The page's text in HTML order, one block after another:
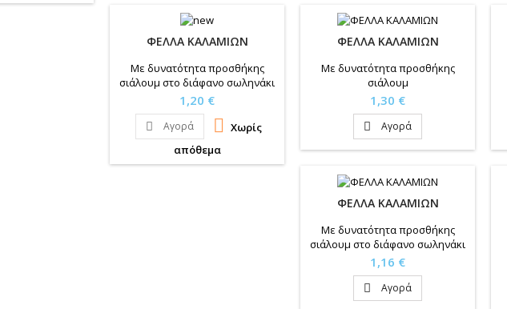
ΦΕΛΛΑ ΚΑΛΑΜΙΩΝ
Με δυνατότητα προσθήκης
σιάλουμ στο διάφανο σωληνάκι
Τιμή
1,20 €
 Αγορά  Χωρίς
απόθεμα
ΦΕΛΛΑ ΚΑΛΑΜΙΩΝ
Με δυνατότητα προσθήκης
σιάλουμ
Τιμή
1,30 €
 Αγορά
ΦΕΛΛΑ ΚΑΛΑΜΙΩΝ
Με δυνατότητα προσθήκης
σιάλουμ στο διάφανο σωληνάκι
Τιμή
1,16 €
 Αγορά